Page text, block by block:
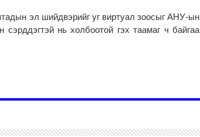
эл шийдвэрийг уг виртуал зоосыг АНУ-ын
нь холбоотой гэх таамаг ч байгаа